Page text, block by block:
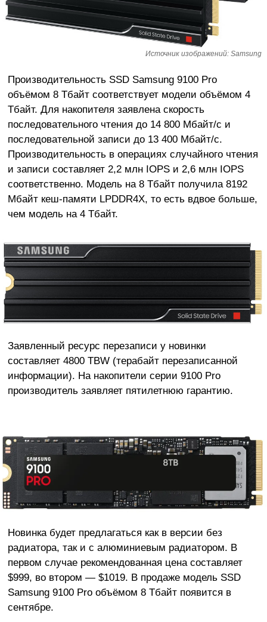
Источник изображений: Samsung
Производительность SSD Samsung 9100 Pro
объёмом 8 Тбайт соответствует модели объёмом 4
Тбайт. Для накопителя заявлена скорость
последовательного чтения до 14 800 Мбайт/с и
последовательной записи до 13 400 Мбайт/с.
Производительность в операциях случайного чтения
и записи составляет 2,2 млн IOPS и 2,6 млн IOPS
соответственно. Модель на 8 Тбайт получила 8192
Мбайт кеш-памяти LPDDR4X, то есть вдвое больше,
чем модель на 4 Тбайт.
Заявленный ресурс перезаписи у новинки
составляет 4800 TBW (терабайт перезаписанной
информации). На накопители серии 9100 Pro
производитель заявляет пятилетнюю гарантию.
Новинка будет предлагаться как в версии без
радиатора, так и с алюминиевым радиатором. В
первом случае рекомендованная цена составляет
$999, во втором — $1019. В продаже модель SSD
Samsung 9100 Pro объёмом 8 Тбайт появится в
сентябре.